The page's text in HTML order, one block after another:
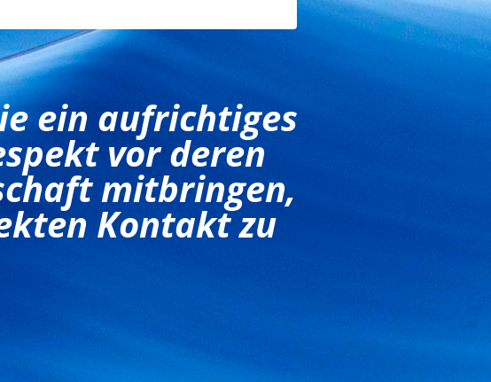
ein aufrichtiges
vor deren
mitbringen,
Kontakt zu